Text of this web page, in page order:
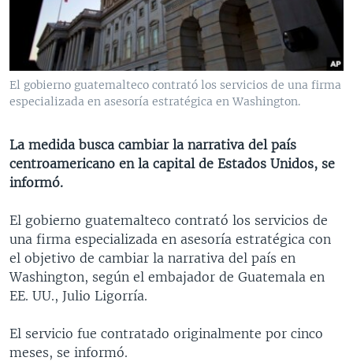
VENEZUELA
BRASIL
NICARAGUA
ECONOMÍA
ENTRETENIMIENTO Y CULTURA
TECNOLOGÍA
DEPORTES
MULTIMEDIA
VIDEOS
FOTOGRAFÍA
AUDIOS
PROGRAMAS TV
EL MUNDO AL DÍA
FORO INTERAMERICANO
LAS CLAVES
PANORAMA
RADIO
AVANCE INFORMATIVO
BUENOS DÍAS AMÉRICA
ESTADOS UNIDOS AL DÍA
FORO [RADIO]
DEPORTIVO INTERNACIONAL
NOTA ECONÓMICA
DIRECT
Learning English
Idiomas
El gobierno guatemalteco contrató los servicios de una firma
especializada en asesoría estratégica en Washington.
La medida busca cambiar la narrativa del país
centroamericano en la capital de Estados Unidos, se
informó.
El gobierno guatemalteco contrató los servicios de
una firma especializada en asesoría estratégica con
el objetivo de cambiar la narrativa del país en
Washington, según el embajador de Guatemala en
EE. UU., Julio Ligorría.
El servicio fue contratado originalmente por cinco
meses, se informó.